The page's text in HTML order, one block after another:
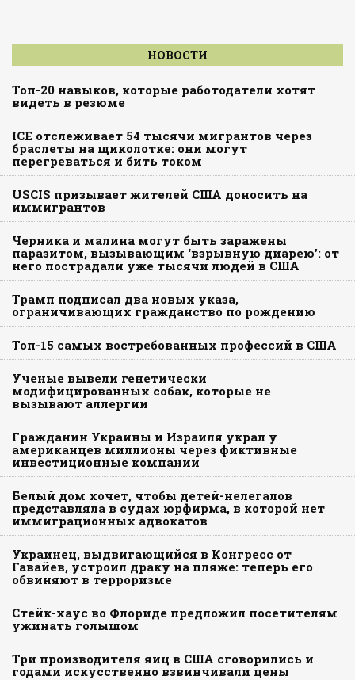
НОВОСТИ
Топ-20 навыков, которые работодатели хотят
видеть в резюме
ICE отслеживает 54 тысячи мигрантов через
браслеты на щиколотке: они могут
перегреваться и бить током
USCIS призывает жителей США доносить на
иммигрантов
Черника и малина могут быть заражены
паразитом, вызывающим ‘взрывную диарею’: от
него пострадали уже тысячи людей в США
Трамп подписал два новых указа,
ограничивающих гражданство по рождению
Топ-15 самых востребованных профессий в США
Ученые вывели генетически
модифицированных собак, которые не
вызывают аллергии
Гражданин Украины и Израиля украл у
американцев миллионы через фиктивные
инвестиционные компании
Белый дом хочет, чтобы детей-нелегалов
представляла в судах юрфирма, в которой нет
иммиграционных адвокатов
Украинец, выдвигающийся в Конгресс от
Гавайев, устроил драку на пляже: теперь его
обвиняют в терроризме
Стейк-хаус во Флориде предложил посетителям
ужинать голышом
Три производителя яиц в США сговорились и
годами искусственно взвинчивали цены